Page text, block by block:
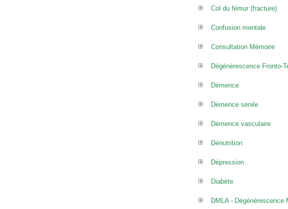
Col du fémur (fracture)
Confusion mentale
Consultation Mémoire
Dégénérescence Fronto-
Démence
Démence sénile
Démence vasculaire
Dénutrition
Dépression
Diabète
DMLA - Dégénérescence